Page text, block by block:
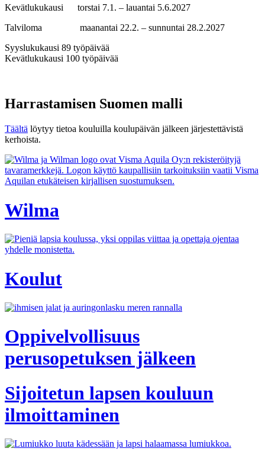
Kevätlukukausi torstai 7.1. – lauantai 5.6.2027
Talviloma maanantai 22.2. – sunnuntai 28.2.2027
Syyslukukausi 89 työpäivää
Kevätlukukausi 100 työpäivää
Harrastamisen Suomen malli
Täältä löytyy tietoa kouluilla koulupäivän jälkeen järjestettävistä
kerhoista.
Wilma
Koulut
Oppivelvollisuus
perusopetuksen jälkeen
Sijoitetun lapsen kouluun
ilmoittaminen